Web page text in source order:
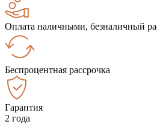
Оплата наличными, безналичный
Беспроцентная рассрочка
Гарантия
2 года